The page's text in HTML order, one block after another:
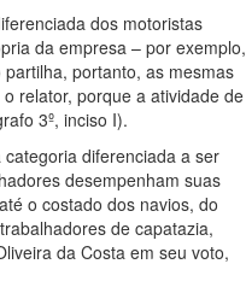
dos motoristas
da empresa – por exemplo,
portanto, as mesmas
relator, porque a atividade de
3º, inciso I).
diferenciada a ser
desempenham suas
o costado dos navios, do
de capatazia,
da Costa em seu voto,